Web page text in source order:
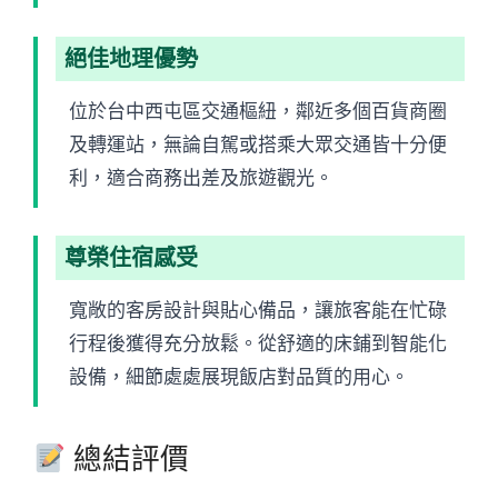
絕佳地理優勢
位於台中西屯區交通樞紐，鄰近多個百貨商圈
及轉運站，無論自駕或搭乘大眾交通皆十分便
利，適合商務出差及旅遊觀光。
尊榮住宿感受
寬敞的客房設計與貼心備品，讓旅客能在忙碌
行程後獲得充分放鬆。從舒適的床鋪到智能化
設備，細節處處展現飯店對品質的用心。
總結評價